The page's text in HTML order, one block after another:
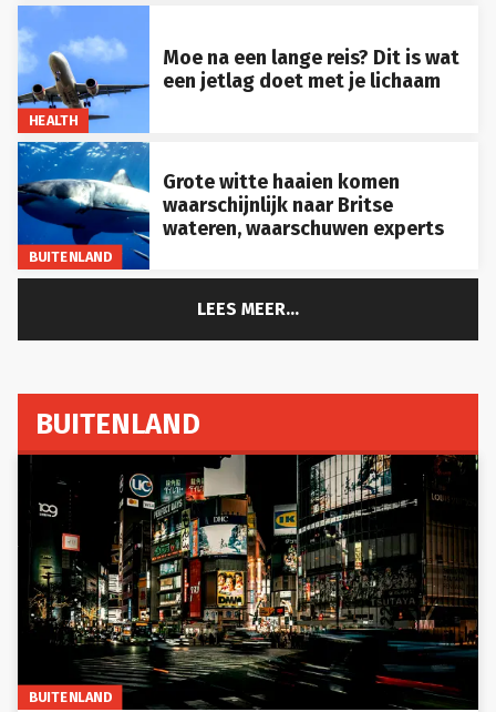
HEALTH
Moe na een lange reis? Dit is wat
een jetlag doet met je lichaam
BUITENLAND
Grote witte haaien komen
waarschijnlijk naar Britse
wateren, waarschuwen experts
LEES MEER...
BUITENLAND
BUITENLAND